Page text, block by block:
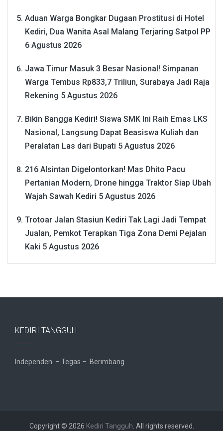
Aduan Warga Bongkar Dugaan Prostitusi di Hotel
Kediri, Dua Wanita Asal Malang Terjaring Satpol PP
6 Agustus 2026
Jawa Timur Masuk 3 Besar Nasional! Simpanan
Warga Tembus Rp833,7 Triliun, Surabaya Jadi Raja
Rekening 5 Agustus 2026
Bikin Bangga Kediri! Siswa SMK Ini Raih Emas LKS
Nasional, Langsung Dapat Beasiswa Kuliah dan
Peralatan Las dari Bupati 5 Agustus 2026
216 Alsintan Digelontorkan! Mas Dhito Pacu
Pertanian Modern, Drone hingga Traktor Siap Ubah
Wajah Sawah Kediri 5 Agustus 2026
Trotoar Jalan Stasiun Kediri Tak Lagi Jadi Tempat
Jualan, Pemkot Terapkan Tiga Zona Demi Pejalan
Kaki 5 Agustus 2026
KEDIRI TANGGUH
Independen – Tegas – Berimbang
Copyright © 2026 Kediri Tangguh . All rights reserved.